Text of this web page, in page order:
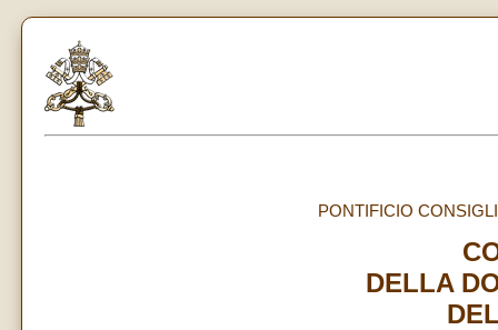
PONTIFICIO
DELLA